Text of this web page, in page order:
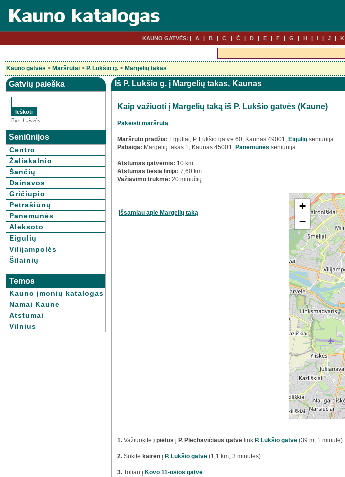
KAUNO GATVĖS: A B C Č D E F G H I J K
Kauno gatvės > Maršrutai > P. Lukšio g. > Margelių takas
Gatvių paieška
Pvz. Laisvės
Seniūnijos
Centro
Žaliakalnio
Šančių
Dainavos
Gričiupio
Petrašiūnų
Panemunės
Aleksoto
Eigulių
Vilijampolės
Šilainių
Temos
Kauno įmonių katalogas
Namai Kaune
Atstumai
Vilnius
Iš P. Lukšio g. į Margelių takas, Kaunas
Kaip važiuoti į Margelių taką iš P. Lukšio gatvės (Kaune)
Pakeisti maršrutą
Maršruto pradžia: Eiguliai, P. Lukšio gatvė 60, Kaunas 49001, Eigulių seniūnija
Pabaiga: Margelių takas 1, Kaunas 45001, Panemunės seniūnija
Atstumas gatvėmis: 10 km
Atstumas tiesia linija: 7,60 km
Važiavimo trukmė: 20 minučių
Išsamiau apie Margelių taką
+
−
1. Važiuokite į pietus į P. Plechavičiaus gatvė link P. Lukšio gatvė (39 m, 1 minutė)
2. Sukite kairėn į P. Lukšio gatvė (1,1 km, 3 minutės)
3. Toliau į Kovo 11-osios gatvė